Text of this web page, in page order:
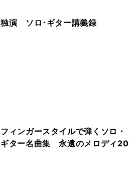
独演 ソロ･ギター講義録
フィンガースタイルで弾くソロ・
ギター名曲集 永遠のメロディ20